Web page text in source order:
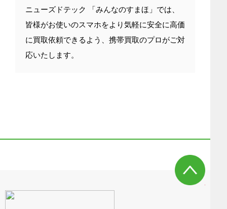
ニューズドテック 「みんなのすまほ」では、
皆様がお使いのスマホをより気軽に安全に高価
に買取依頼できるよう、携帯買取のプロがご対
応いたします。